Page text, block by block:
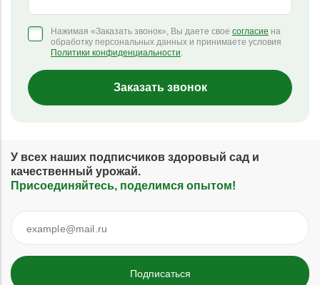
Нажимая «Заказать звонок», Вы даете свое согласие на
обработку персональных данных и принимаете условия
Политики конфиденциальности.
Заказать звонок
У всех наших подписчиков здоровый сад и
качественный урожай.
Присоединяйтесь, поделимся опытом!